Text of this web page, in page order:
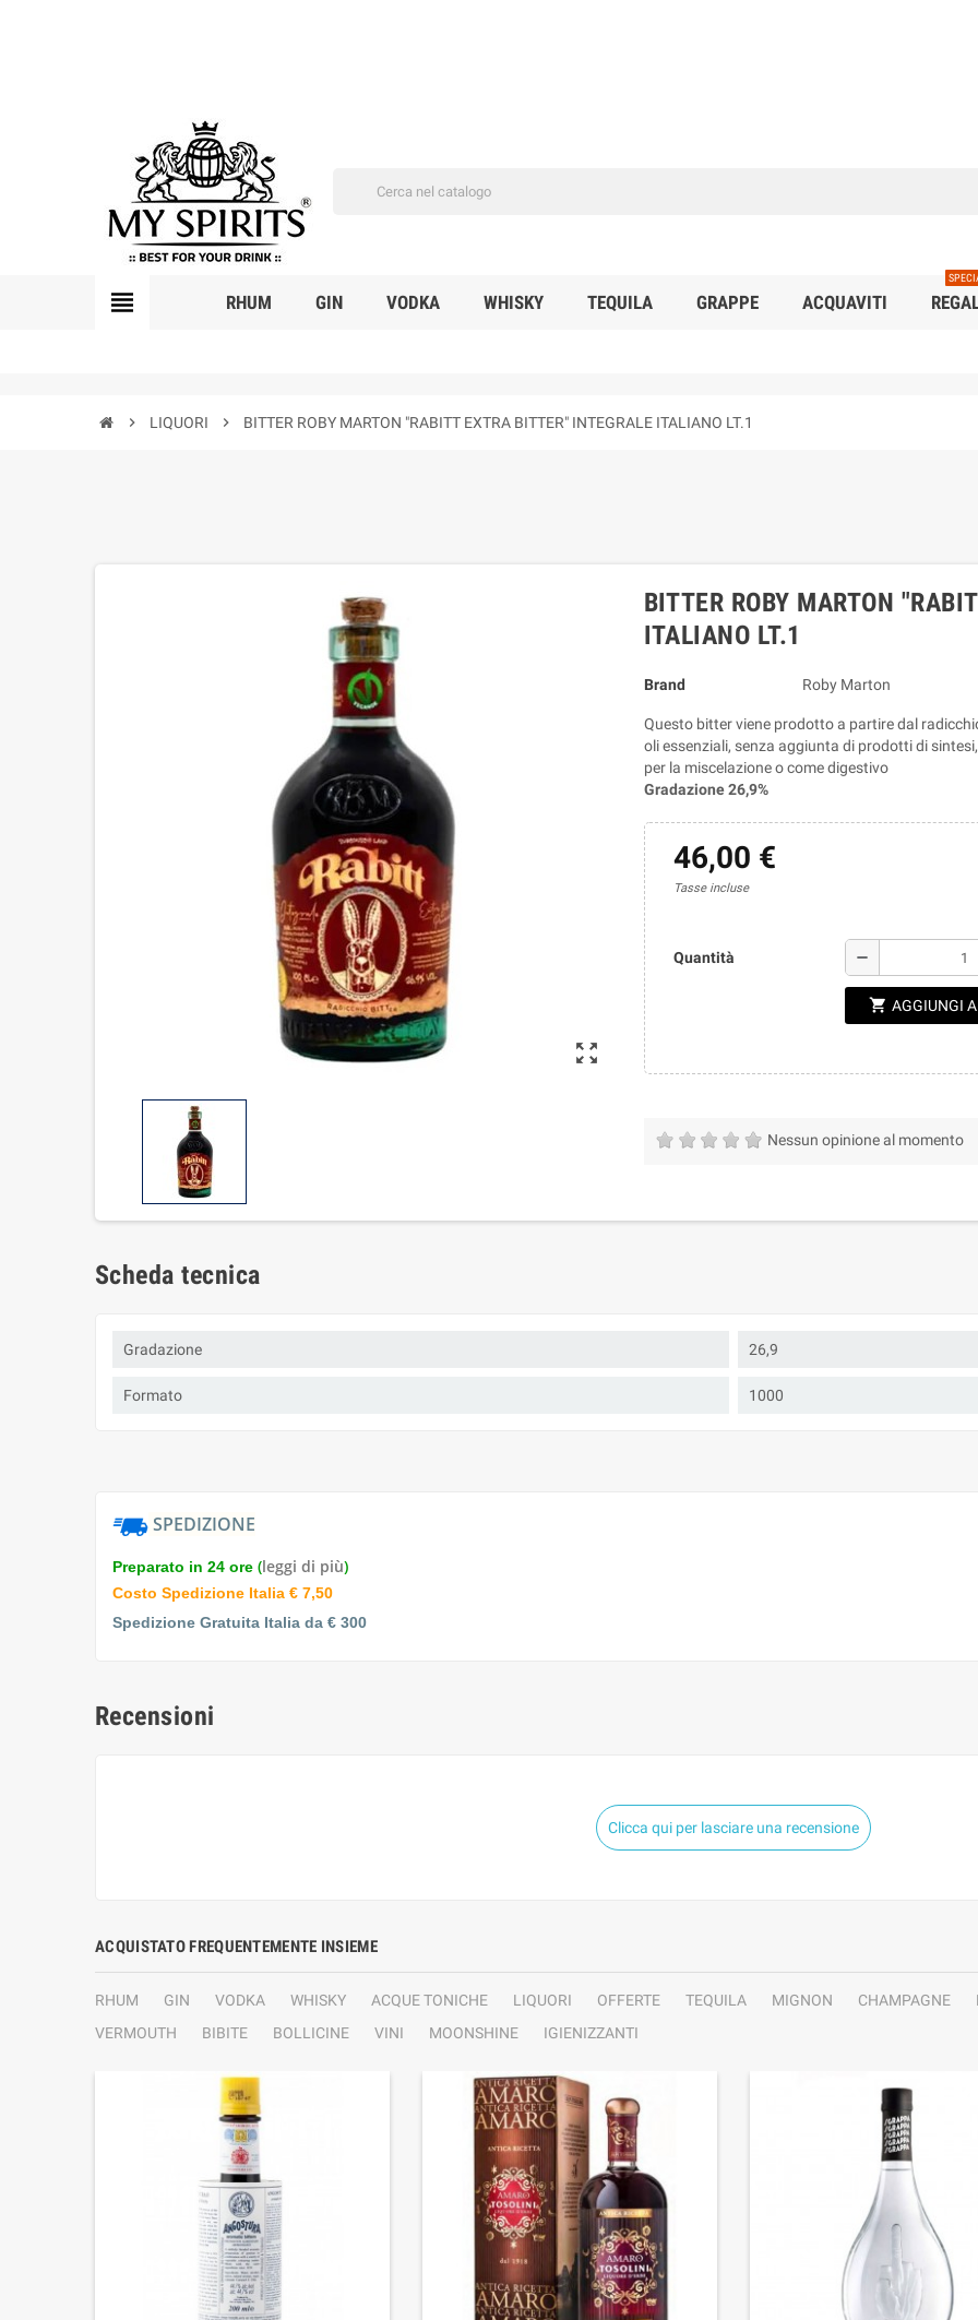
view_headline RHUM GIN VODKA WHISKY TEQUILA GRAPPE ACQUAVITI
chevron_right LIQUORI chevron_right BITTER ROBY MARTON "RABITT EXTRA BITTER" INTEGRALE ITALIANO LT.1
zoom_out_map
BITTER ROBY MARTON
ITALIANO LT.1
Brand Roby Marton
Questo bitter viene prodotto a partire dal
oli essenziali, senza aggiunta di prodotti di
per la miscelazione o come digestivo
Gradazione 26,9%
46,00 €
Tasse incluse
Quantità remove
shopping_cart AGGIUNGI
Nessun opinione al momento
Scheda tecnica
Gradazione 26,9
Formato 1000
SPEDIZIONE
Preparato in 24 ore (leggi di più)
Costo Spedizione Italia € 7,50
Spedizione Gratuita Italia da € 300
Recensioni
Clicca qui per lasciare una recensione
ACQUISTATO FREQUENTEMENTE INSIEME
RHUM GIN VODKA WHISKY ACQUE TONICHE LIQUORI OFFERTE TEQUILA MIGNON CHAMPAGNE
VERMOUTH
BIBITE BOLLICINE VINI MOONSHINE IGIENIZZANTI